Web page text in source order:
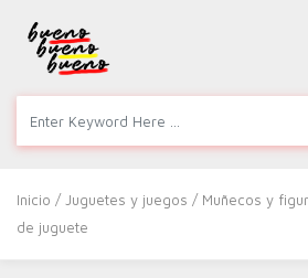
Inicio /Juguetes y juegos / Muñecos y
de juguete